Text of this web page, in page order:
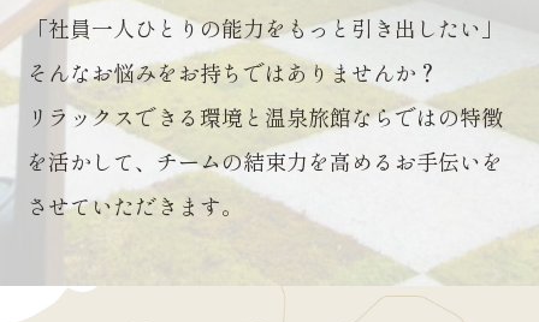
「社員一人ひとりの能力をもっと引き出したい」
そんなお悩みをお持ちではありませんか？
リラックスできる環境と温泉旅館ならではの特徴
を活かして、チームの結束力を高めるお手伝いを
させていただきます。